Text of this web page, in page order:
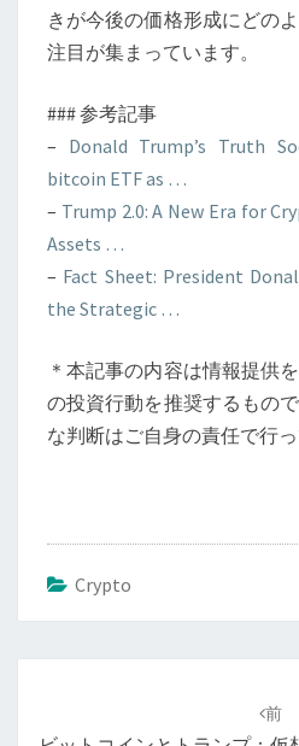
きが今後の価格形成にどの
注目が集まっています。
### 参考記事
– Donald Trump’s Truth
bitcoin ETF as …
– Trump 2.0: A New Era for
Assets …
– Fact Sheet: President
the Strategic …
＊本記事の内容は情報提供
の投資行動を推奨するもの
な判断はご自身の責任で行っ
Crypto
ナ
前